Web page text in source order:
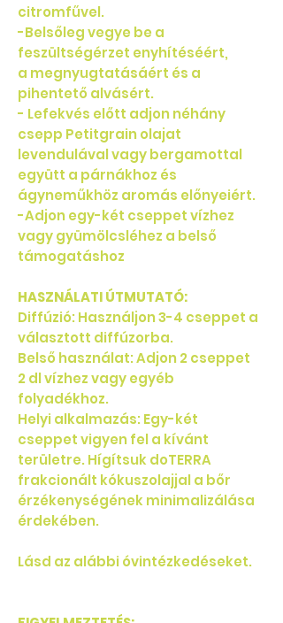
citromfűvel.
-Belsőleg vegye be a
feszültségérzet enyhítéséért,
a megnyugtatásáért és a
pihentető alvásért.
- Lefekvés előtt adjon néhány
csepp Petitgrain olajat
levendulával vagy bergamottal
együtt a párnákhoz és
ágyneműkhöz aromás előnyeiért.
-Adjon egy-két cseppet vízhez
vagy gyümölcsléhez a belső
támogatáshoz
HASZNÁLATI ÚTMUTATÓ:
Diffúzió: Használjon 3-4 cseppet a
választott diffúzorba.
Belső használat: Adjon 2 cseppet
2 dl vízhez vagy egyéb
folyadékhoz.
Helyi alkalmazás: Egy-két
cseppet vigyen fel a kívánt
területre. Hígítsuk doTERRA
frakcionált kókuszolajjal a bőr
érzékenységének minimalizálása
érdekében.
Lásd az alábbi óvintézkedéseket.